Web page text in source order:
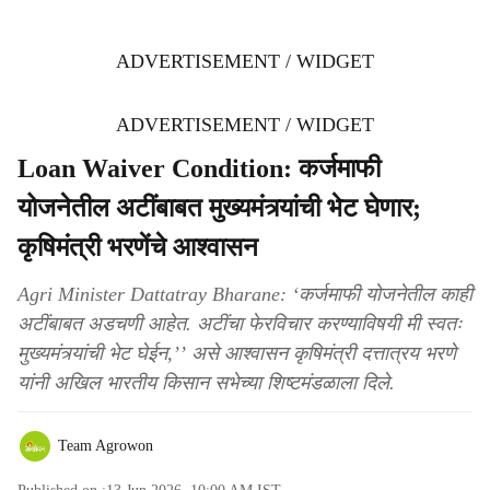
ADVERTISEMENT / WIDGET
ADVERTISEMENT / WIDGET
Loan Waiver Condition: कर्जमाफी
योजनेतील अटींबाबत मुख्यमंत्र्यांची भेट घेणार;
कृषिमंत्री भरणेंचे आश्वासन
Agri Minister Dattatray Bharane: ‘कर्जमाफी योजनेतील काही
अटींबाबत अडचणी आहेत. अटींचा फेरविचार करण्याविषयी मी स्वतः
मुख्यमंत्र्यांची भेट घेईन,’’ असे आश्वासन कृषिमंत्री दत्तात्रय भरणे
यांनी अखिल भारतीय किसान सभेच्या शिष्टमंडळाला दिले.
Team Agrowon